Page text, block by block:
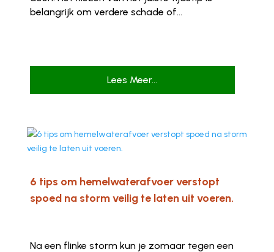
belangrijk om verdere schade of...
Lees Meer...
6 tips om hemelwaterafvoer verstopt
spoed na storm veilig te laten uit voeren.
Na een flinke storm kun je zomaar tegen een